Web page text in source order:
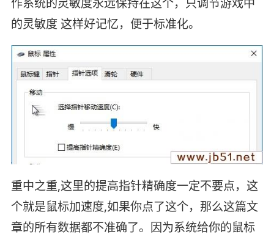
的灵敏度 这样好记忆，便于标准化。
重中之重,这里的提高指针精确度一定不要点，这
个就是鼠标加速度,如果你点了这个，那么这篇文
章的所有数据都不准确了。因为系统给你的鼠标